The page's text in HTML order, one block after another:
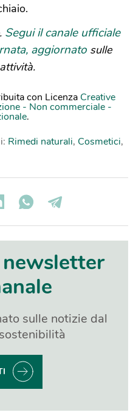
Segui il canale ufficiale
aggiornato sulle
con Licenza Creative
- Non commerciale -
.
Rimedi naturali, Cosmetici,
sulle notizie dal